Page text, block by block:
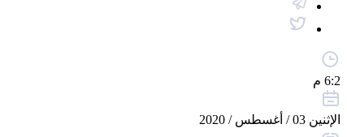
6:2 م
الإثنين 03 / أغسطس / 2020